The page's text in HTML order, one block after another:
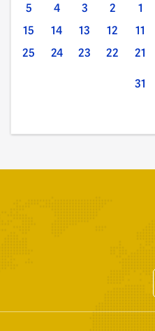
1
2
3
4
5
11
12
13
14
15
21
22
23
24
25
31